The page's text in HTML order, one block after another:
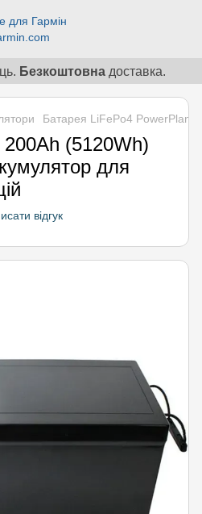
Безкоштовна доставка.
Батарея LiFePo4 PowerPlant
(5120Wh)
для
відгук